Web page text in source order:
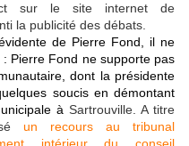
sur le site internet de
la publicité des débats.
de Pierre Fond, il ne
Pierre Fond ne supporte pas
soucis en démontant
à Sartrouville . A titre
un recours au tribunal